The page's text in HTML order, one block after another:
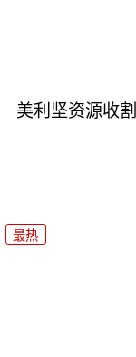
美利坚资源收
最热